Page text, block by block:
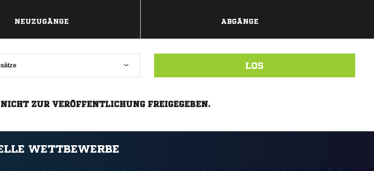
NEUZUGÄNGE ABGÄNGE
LOS
ZUR VERÖFFENTLICHUNG FREIGEGEBEN.
WETTBEWERBE